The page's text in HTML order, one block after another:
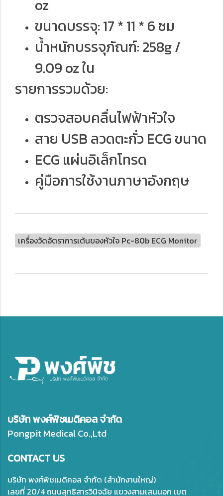
oz
ขนาดบรรจุ: 17 * 11 * 6 ซม
น้ำหนักบรรจุภัณฑ์: 258g /
9.09 oz ใน
รายการรวมด้วย:
ตรวจสอบคลื่นไฟฟ้าหัวใจ
สาย USB ลวดตะกั่ว ECG ขนาด
ECG แผ่นอิเล็กโทรด
คู่มือการใช้งานภาษาอังกฤษ
เครื่องวัดอัตราการเต้นของหัวใจ Pc-80b ECG Monitor
บริษัท พงศ์พิชเมดิคอล จำกัด
Pongpit Medical Co.,Ltd
CONTACT US
บริษัท พงศ์พิชเมดิคอล จำกัด (สำนักงานใหญ่)
เลขที่ 20/4 ถนนสุทธิสารวินิจฉัย แขวงสามเสนนอก เขต